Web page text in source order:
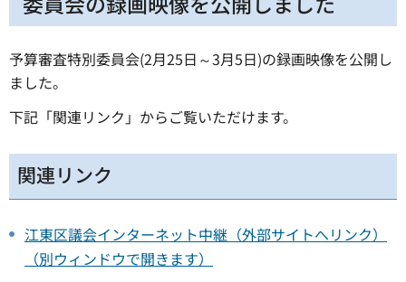
予算審査特別委員会(2月25日～3月5日)の録画映像を公開し
ました。
下記「関連リンク」からご覧いただけます。
関連リンク
江東区議会インターネット中継（外部サイトへリンク）
（別ウィンドウで開きます）